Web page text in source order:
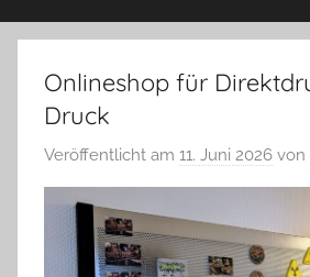
Onlineshop für
Druck
Veröffentlicht am 11. Juni 2026 von